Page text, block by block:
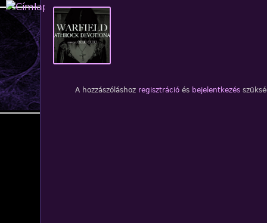
Jump to navigation
A hozzászóláshoz regisztrációés bejelentkezés